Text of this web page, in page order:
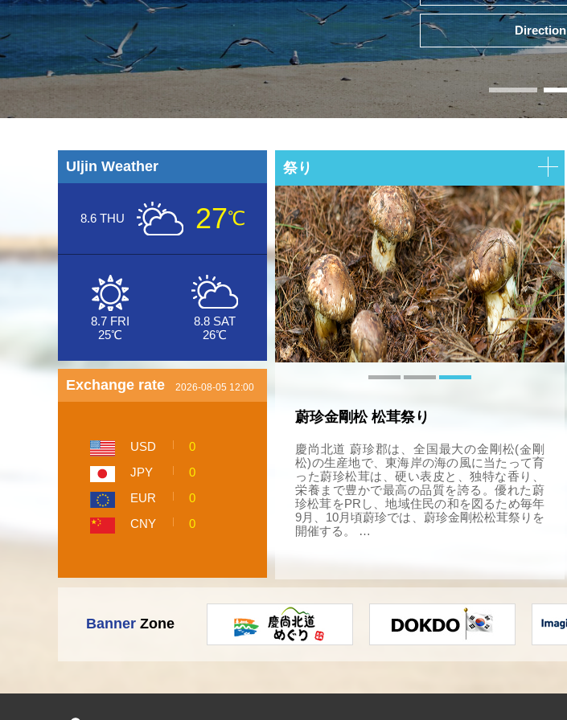
Direction
Uljin Weather
8.6 THU 27℃
8.7 FRI
25℃
8.8 SAT
26℃
Exchange rate 2026-08-05 12:00
USD
0
JPY
0
EUR
0
CNY
0
祭り
蔚珍金剛松 松茸祭り
慶尚北道 蔚珍郡は、全国最大の金剛松(金剛
松)の生産地で、東海岸の海の風に当たって育
った蔚珍松茸は、硬い表皮と、独特な香り、
栄養まで豊かで最高の品質を誇る。優れた蔚
珍松茸をPRし、地域住民の和を図るため毎年
9月、10月頃蔚珍では、蔚珍金剛松松茸祭りを
開催する。 …
Banner Zone